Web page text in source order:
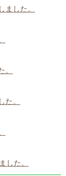
ました。
。
た。
した。